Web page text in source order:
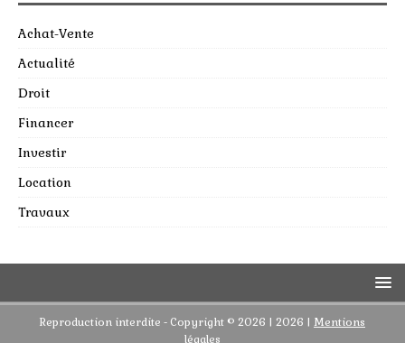
Achat-Vente
Actualité
Droit
Financer
Investir
Location
Travaux
Reproduction interdite - Copyright © 2026 | 2026 | Mentions
légales